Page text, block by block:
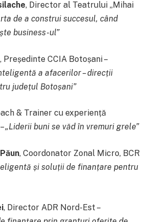
, Director al Teatrului „Mihai
de a construi succesul, când
business-ul”
, Președinte CCIA Botoșani –
a afacerilor – direcții
județul Botoșani”
& Trainer cu experiență
„Liderii buni se văd în vremuri grele”
, Coordonator Zonal Micro, BCR
și soluții de finanțare pentru
, Director ADR Nord-Est –